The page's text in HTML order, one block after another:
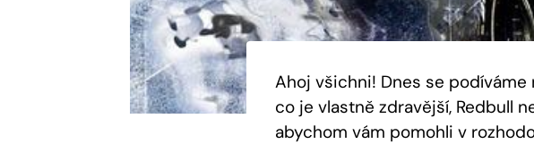
Ahoj všichni! Dnes se
co je vlastně zdravější, Redbull
abychom vám pomohli v